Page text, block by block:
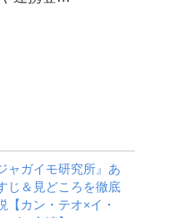
ャガイモ研究所』あ
じ＆見どころを徹底
【カン・テオ×イ・